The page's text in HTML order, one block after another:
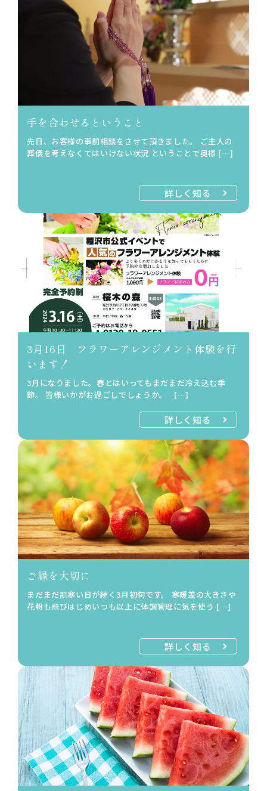
手を合わせるということ
先日、お客様の事前相談をさせて頂きました。 ご主人の
葬儀を考えなくてはいけない状況 ということで奥様 […]
詳しく知る
3月16日 フラワーアレンジメント体験を行
います！
3月になりました。春とはいってもまだまだ冷え込む季
節。 皆様いかがお過ごしでしょうか。 […]
詳しく知る
ご縁を大切に
まだまだ肌寒い日が続く3月初旬です。 寒暖差の大きさや
花粉も飛びはじめいつも以上に体調管理に気を使う […]
詳しく知る